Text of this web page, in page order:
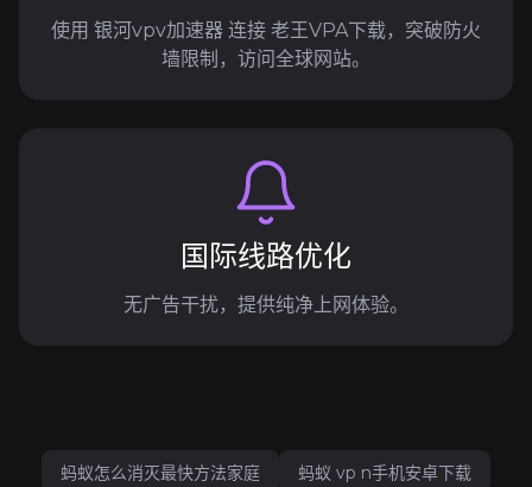
使用 银河vpv加速器 连接 老王VPA下载，突破防火
墙限制，访问全球网站。
国际线路优化
无广告干扰，提供纯净上网体验。
蚂蚁怎么消灭最快方法家庭
蚂蚁 vp n手机安卓下载